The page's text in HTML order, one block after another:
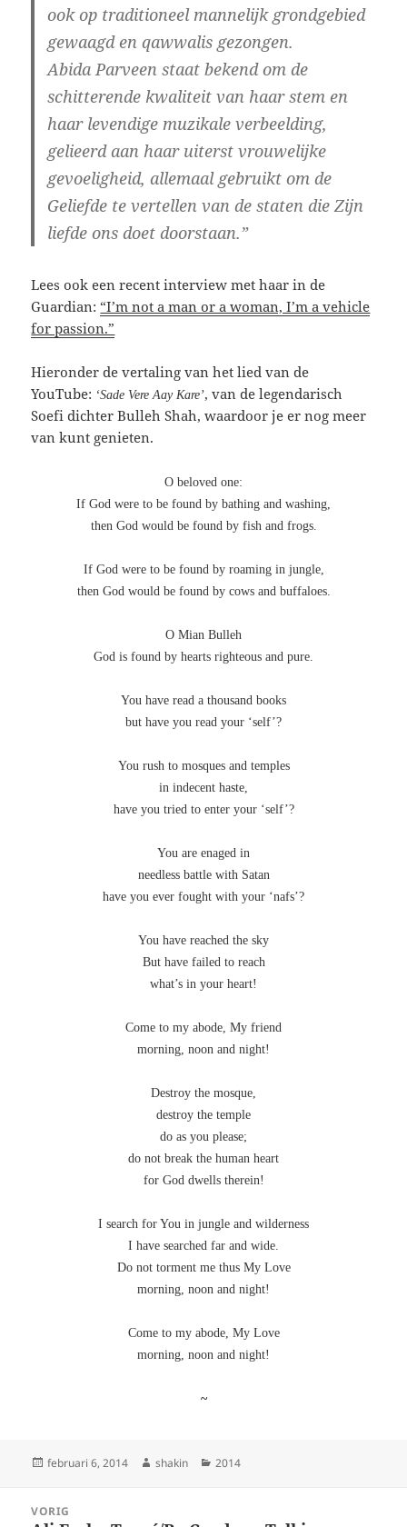
ook op traditioneel mannelijk grondgebied
gewaagd en qawwalis gezongen.
Abida Parveen staat bekend om de
schitterende kwaliteit van haar stem en
haar levendige muzikale verbeelding,
gelieerd aan haar uiterst vrouwelijke
gevoeligheid, allemaal gebruikt om de
Geliefde te vertellen van de staten die Zijn
liefde ons doet doorstaan.”
Lees ook een recent interview met haar in de
Guardian: “I’m not a man or a woman, I’m a vehicle
for passion.”
Hieronder de vertaling van het lied van de
YouTube: ‘Sade Vere Aay Kare’, van de legendarisch
Soefi dichter Bulleh Shah, waardoor je er nog meer
van kunt genieten.
O beloved one:
If God were to be found by bathing and washing,
then God would be found by fish and frogs.
If God were to be found by roaming in jungle,
then God would be found by cows and buffaloes.
O Mian Bulleh
God is found by hearts righteous and pure.
You have read a thousand books
but have you read your ‘self’?
You rush to mosques and temples
in indecent haste,
have you tried to enter your ‘self’?
You are enaged in
needless battle with Satan
have you ever fought with your ‘nafs’?
You have reached the sky
But have failed to reach
what’s in your heart!
Come to my abode, My friend
morning, noon and night!
Destroy the mosque,
destroy the temple
do as you please;
do not break the human heart
for God dwells therein!
I search for You in jungle and wilderness
I have searched far and wide.
Do not torment me thus My Love
morning, noon and night!
Come to my abode, My Love
morning, noon and night!
~
Geplaatst
februari 6, 2014 Auteur
shakin Categorieën
2014
navigatie
VORIG